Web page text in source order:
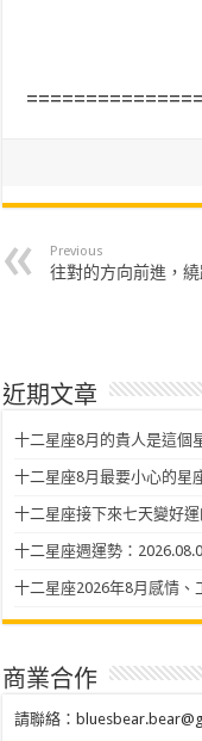
Previous
往對的方向前進，
近期文章
十二星座8月的貴人是這個
十二星座8月最要小心的星
十二星座接下來七天變好
十二星座週運勢：
十二星座2026年8月感情、
商業合作
請聯絡：